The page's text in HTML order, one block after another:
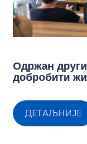
Одржан
добробити
ДЕТАЉНИЈЕ